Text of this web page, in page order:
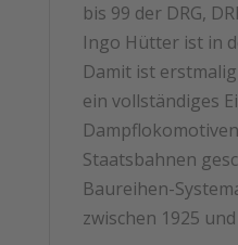
Mengebis 99 der DRG,
Ingo Hütter ist in
Damit ist
ein vollständiges
Staatsbahnen
Baureihen-
zwischen 1925